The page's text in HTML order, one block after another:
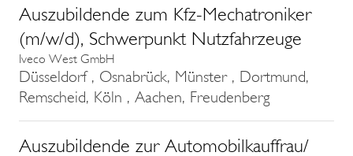
Auszubildende zum Kfz-Mechatroniker
(m/w/d), Schwerpunkt Nutzfahrzeuge
Iveco West GmbH
Düsseldorf , Osnabrück, Münster , Dortmund,
Remscheid, Köln , Aachen, Freudenberg
Auszubildende zur Automobilkauffrau/